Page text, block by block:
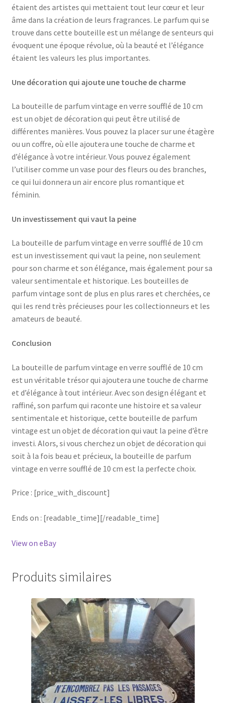
étaient des artistes qui mettaient tout leur cœur et leur
âme dans la création de leurs fragrances. Le parfum qui se
trouve dans cette bouteille est un mélange de senteurs qui
évoquent une époque révolue, où la beauté et l’élégance
étaient les valeurs les plus importantes.
Une décoration qui ajoute une touche de charme
La bouteille de parfum vintage en verre soufflé de 10 cm
est un objet de décoration qui peut être utilisé de
différentes manières. Vous pouvez la placer sur une étagère
ou un coffre, où elle ajoutera une touche de charme et
d’élégance à votre intérieur. Vous pouvez également
l’utiliser comme un vase pour des fleurs ou des branches,
ce qui lui donnera un air encore plus romantique et
féminin.
Un investissement qui vaut la peine
La bouteille de parfum vintage en verre soufflé de 10 cm
est un investissement qui vaut la peine, non seulement
pour son charme et son élégance, mais également pour sa
valeur sentimentale et historique. Les bouteilles de
parfum vintage sont de plus en plus rares et cherchées, ce
qui les rend très précieuses pour les collectionneurs et les
amateurs de beauté.
Conclusion
La bouteille de parfum vintage en verre soufflé de 10 cm
est un véritable trésor qui ajoutera une touche de charme
et d’élégance à tout intérieur. Avec son design élégant et
raffiné, son parfum qui raconte une histoire et sa valeur
sentimentale et historique, cette bouteille de parfum
vintage est un objet de décoration qui vaut la peine d’être
investi. Alors, si vous cherchez un objet de décoration qui
soit à la fois beau et précieux, la bouteille de parfum
vintage en verre soufflé de 10 cm est la perfecte choix.
Price : [price_with_discount]
Ends on : [readable_time][/readable_time]
View on eBay
Produits similaires